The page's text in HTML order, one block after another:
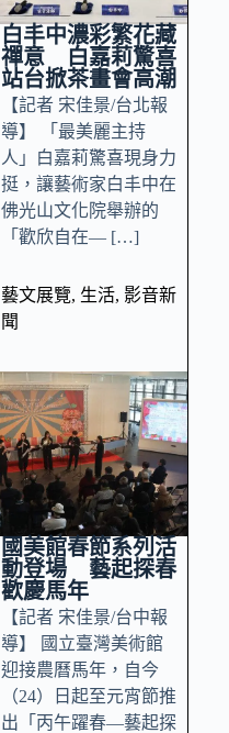
白丰中濃彩繁花藏
禪意 白嘉莉驚喜
站台掀茶畫會高潮
【記者 宋佳景/台北報
導】 「最美麗主持
人」白嘉莉驚喜現身力
挺，讓藝術家白丰中在
佛光山文化院舉辦的
「歡欣自在— […]
藝文展覽, 生活, 影音新
聞
國美館春節系列活
動登場 藝起探春
歡慶馬年
【記者 宋佳景/台中報
導】 國立臺灣美術館
迎接農曆馬年，自今
（24）日起至元宵節推
出「丙午躍春—藝起探